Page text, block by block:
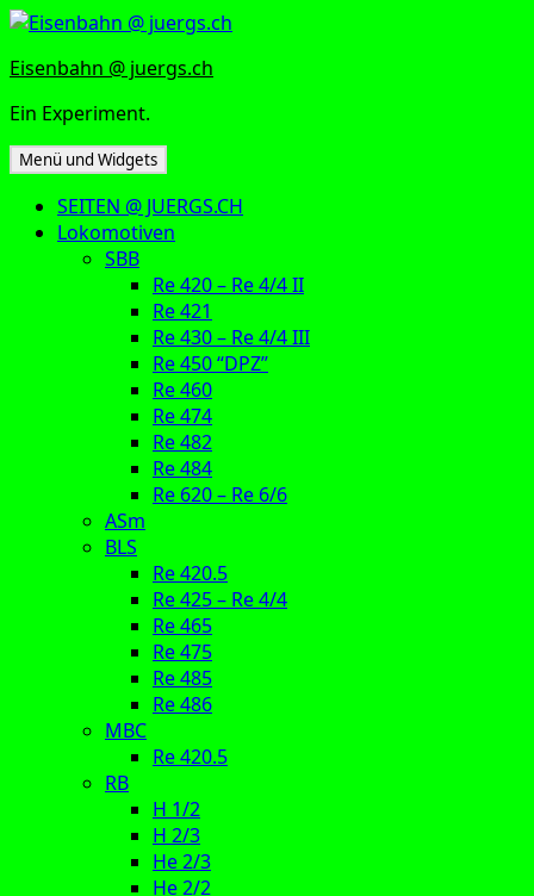
Zum
springen
Eisenbahn @ juergs.ch
Ein Experiment.
Menü und Widgets
SEITEN @ JUERGS.CH
Lokomotiven
SBB
Re 420 – Re 4/4 II
Re 421
Re 430 – Re 4/4 III
Re 450 “DPZ”
Re 460
Re 474
Re 482
Re 484
Re 620 – Re 6/6
ASm
BLS
Re 420.5
Re 425 – Re 4/4
Re 465
Re 475
Re 485
Re 486
MBC
Re 420.5
RB
H 1/2
H 2/3
He 2/3
He 2/2